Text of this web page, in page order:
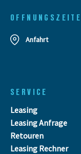
Anfahrt
SERVICE
Leasing
Leasing Anfrage
Retouren
Leasing Rechner